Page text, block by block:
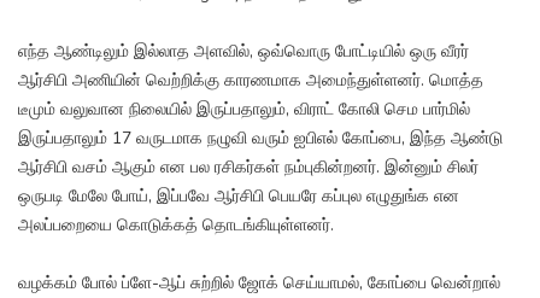
எந்த ஆண்டிலும் இல்லாத அளவில், ஒவ்வொரு போட்டியில் ஒரு வீரர்
ஆர்சிபி அணியின் வெற்றிக்கு காரணமாக அமைந்துள்ளனர். மொத்த
டீமும் வலுவான நிலையில் இருப்பதாலும், விராட் கோலி செம பார்மில்
இருப்பதாலும் 17 வருடமாக நழுவி வரும் ஐபிஎல் கோப்பை, இந்த ஆண்டு
ஆர்சிபி வசம் ஆகும் என பல ரசிகர்கள் நம்புகின்றனர். இன்னும் சிலர்
ஒருபடி மேலே போய், இப்பவே ஆர்சிபி பெயரே கப்புல எழுதுங்க என
அலப்பறையை கொடுக்கத் தொடங்கியுள்ளனர்.
வழக்கம் போல் ப்ளே-ஆப் சுற்றில் ஜோக் செய்யாமல், கோப்பை வென்றால்